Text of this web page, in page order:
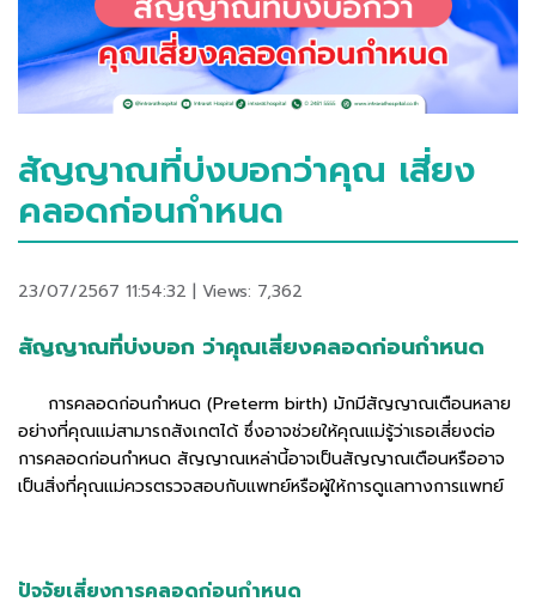
สัญญาณที่บ่งบอกว่าคุณ เสี่ยง
คลอดก่อนกำหนด
23/07/2567 11:54:32 | Views: 7,362
สัญญาณที่บ่งบอก ว่าคุณเสี่ยงคลอดก่อนกำหนด
การคลอดก่อนกำหนด (Preterm birth) มักมีสัญญาณเตือนหลาย
อย่างที่คุณแม่สามารถสังเกตได้ ซึ่งอาจช่วยให้คุณแม่รู้ว่าเธอเสี่ยงต่อ
การคลอดก่อนกำหนด สัญญาณเหล่านี้อาจเป็นสัญญาณเตือนหรืออาจ
เป็นสิ่งที่คุณแม่ควรตรวจสอบกับแพทย์หรือผู้ให้การดูแลทางการแพทย์
ปัจจัยเสี่ยงการคลอดก่อนกำหนด